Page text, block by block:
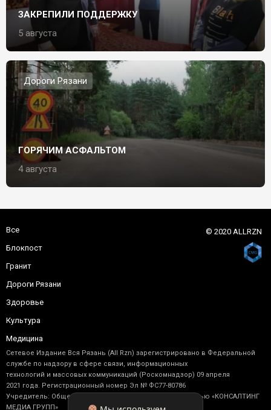
ЗАКРЕПИЛИ ПОДДЕРЖКУ
5 августа
Дороги Рязани
ГОРЯЧИМ АСФАЛЬТОМ
4 августа
Все
Блокпост
Гранит
Дороги Рязани
Здоровье
Культура
Медицина
Сетевое Издание Вся Рязань (All Rzn) зарегистрировано в Федеральной
службе по надзору в сфере связи, информационных
технологий и массовых коммуникаций (Роскомнадзор) 09 апреля
2021 года. Регистрационный номер Эл № ФС77-80786
Учредитель: Общество с ограниченной ответственностью «КОНСАЛТИНГ
МЕДИА ГРУПП»
© 2020 ALLRZN